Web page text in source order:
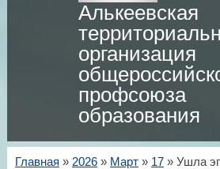
Алькеевская
организация
профсоюза
образования
Главная » 2026 » Март » 17» Ушла